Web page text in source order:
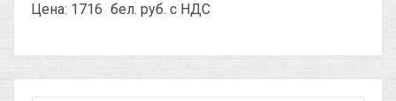
Цена: 1716 бел. руб. с НДС